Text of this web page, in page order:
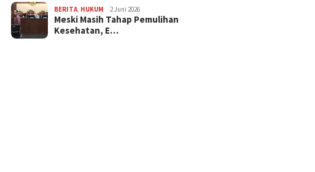
BERITA HUKUM 2 Juni 2026
Meski Masih Tahap Pemulihan
Kesehatan, E…